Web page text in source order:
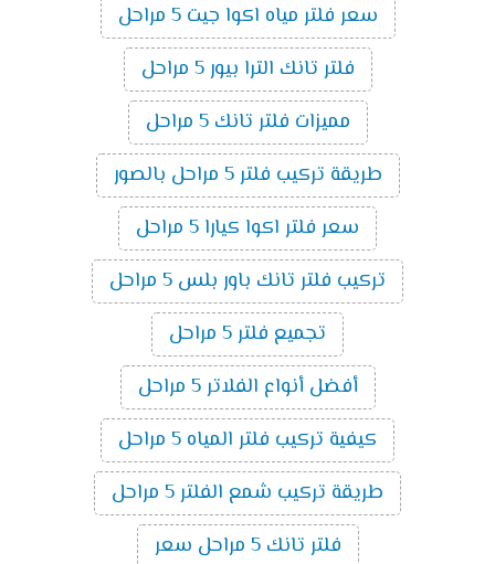
سعر فلتر مياه اكوا جيت 5 مراحل
فلتر تانك الترا بيور 5 مراحل
مميزات فلتر تانك 5 مراحل
طريقة تركيب فلتر 5 مراحل بالصور
سعر فلتر اكوا كيارا 5 مراحل
تركيب فلتر تانك باور بلس 5 مراحل
تجميع فلتر 5 مراحل
أفضل أنواع الفلاتر 5 مراحل
كيفية تركيب فلتر المياه 5 مراحل
طريقة تركيب شمع الفلتر 5 مراحل
فلتر تانك 5 مراحل سعر